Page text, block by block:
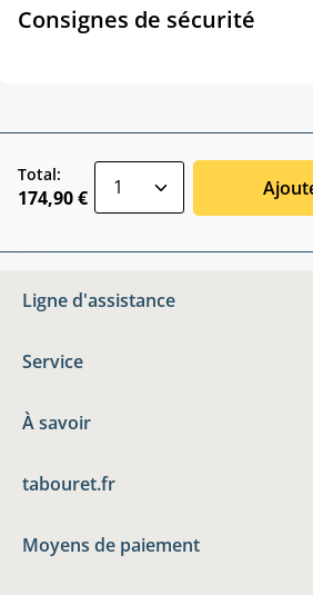
Consignes de sécurité
Total:
174,90 €
Ligne d'assistance
Service
À savoir
tabouret.fr
Moyens de paiement